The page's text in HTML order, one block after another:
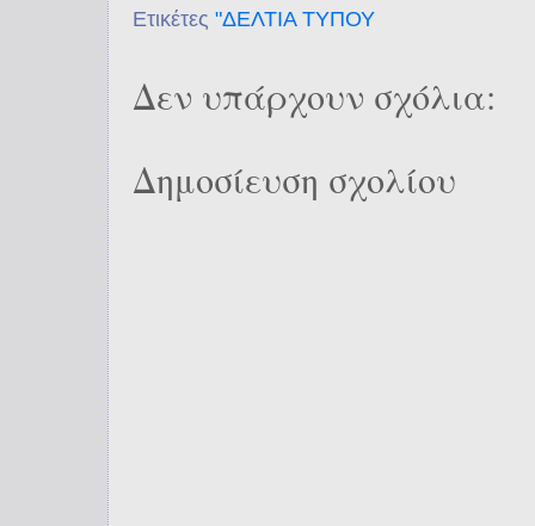
Ετικέτες "ΔΕΛΤΙΑ ΤΥΠΟΥ
Δεν υπάρχουν σχόλια:
Δημοσίευση σχολίου